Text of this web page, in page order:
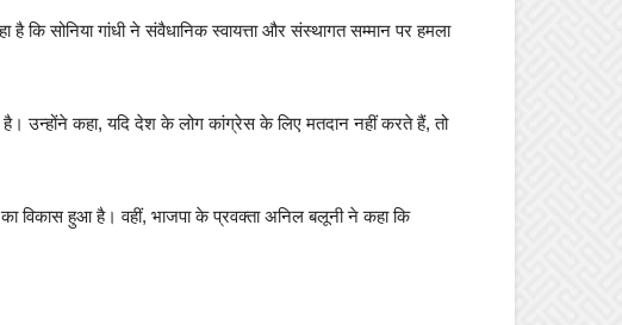
है कि सोनिया गांधी ने संवैधानिक स्वायत्ता और संस्थागत सम्मान पर हमला
है। उन्होंने कहा, यदि देश के लोग कांग्रेस के लिए मतदान नहीं करते हैं, तो
विकास हुआ है। वहीं, भाजपा के प्रवक्ता अनिल बलूनी ने कहा कि